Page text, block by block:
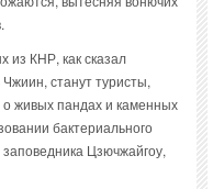
из КНР, как сказал
станут туристы,
живых пандах и каменных
бактериального
Цзючжайгоу,